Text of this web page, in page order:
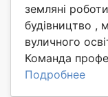
земляні
будівництво ,
вуличного
Команда
Подробнее